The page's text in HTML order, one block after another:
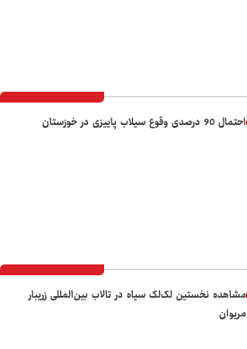
احتمال 90 درصدی وقوع سیلاب پاییزی در خوزستان
مشاهده نخستین لک‌لک سیاه در تالاب بین‌المللی زریبار
مریوان